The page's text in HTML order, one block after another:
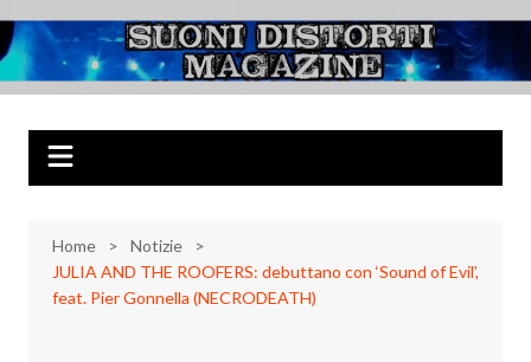
al
contenuto
Suoni Distorti
Magazine
Musica Rock, Metal, Punk e varie sonorità alternative
Home
Notizie
JULIA AND THE ROOFERS: debuttano con ‘Sound of Evil’,
feat. Pier Gonnella (NECRODEATH)